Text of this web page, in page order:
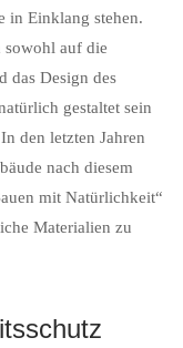
in Einklang stehen.
sowohl auf die
das Design des
gestaltet sein
den letzten Jahren
nach diesem
mit Natürlichkeit“
Materialien zu